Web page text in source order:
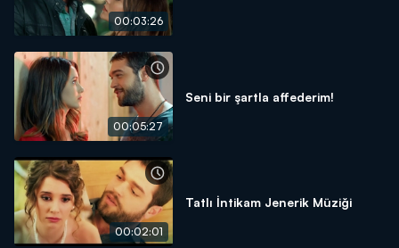
00:03:26
00:05:27
Seni bir şartla affederim!
00:02:01
Tatlı İntikam Jenerik Müziği